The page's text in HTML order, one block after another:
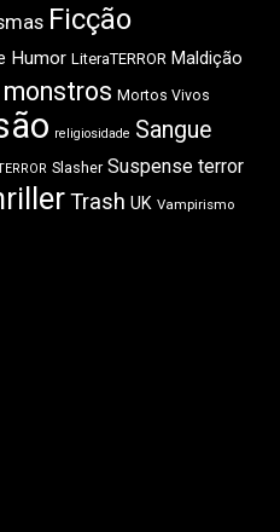
Ficção
Humor LiteraTERROR Maldição
monstros Mortos Vivos
religiosidade Sangue
Slasher Suspense terror
Trash UK Vampirismo